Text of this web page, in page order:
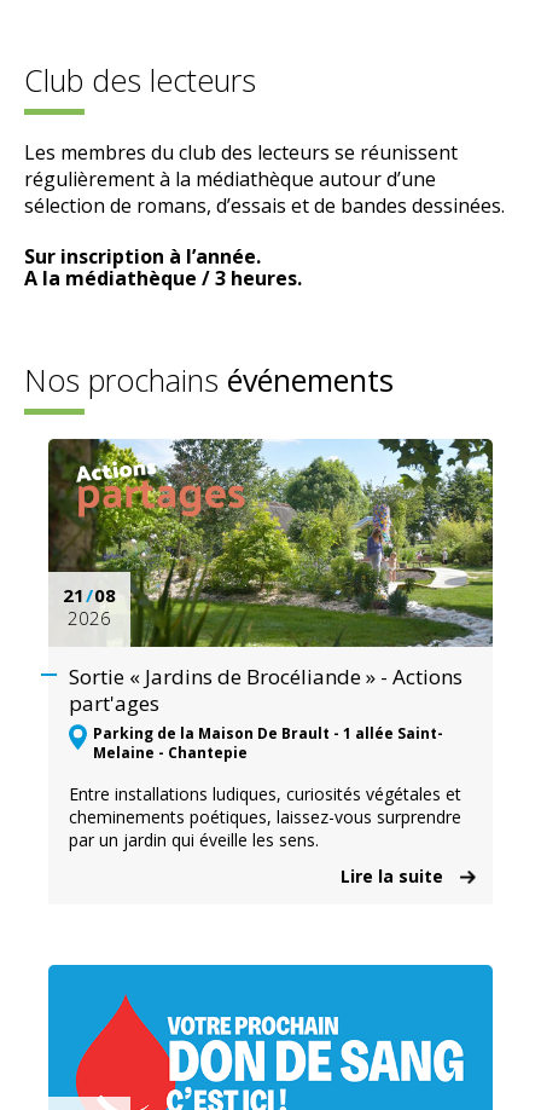
Club des lecteurs
Les membres du club des lecteurs se réunissent
régulièrement à la médiathèque autour d’une
sélection de romans, d’essais et de bandes dessinées.
Sur inscription à l’année.
A la médiathèque / 3 heures.
Nos prochains événements
21/08
2026
Sortie « Jardins de Brocéliande » - Actions
part'ages
Parking de la Maison De Brault - 1 allée Saint-
Melaine - Chantepie
Entre installations ludiques, curiosités végétales et
cheminements poétiques, laissez-vous surprendre
par un jardin qui éveille les sens.
Lire la suite